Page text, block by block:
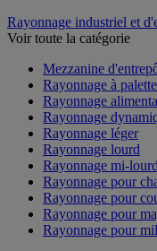
Rayonnage industriel et
Voir toute la catégorie
Mezzanine
Rayonnage à palette
Rayonnage
Rayonnage
Rayonnage léger
Rayonnage lourd
Rayonnage mi-lourd
Rayonnage pour
Rayonnage pour
Rayonnage pour
Rayonnage pour